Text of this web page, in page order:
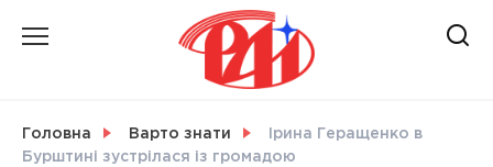
Головна Варто знати
Ірина Геращенко в
Бурштині зустрілася із громадою